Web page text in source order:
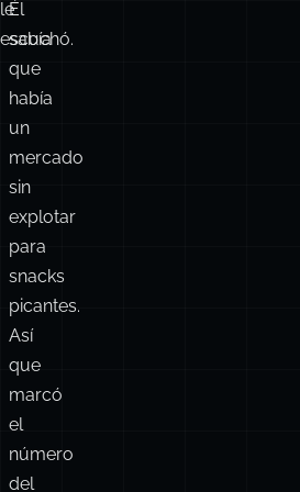
millones
y
el
CEO
que
le
escuchó.
en
serio.
No
Richard
Montañez.
Él
sabía
que
había
un
mercado
sin
explotar
para
snacks
picantes.
Así